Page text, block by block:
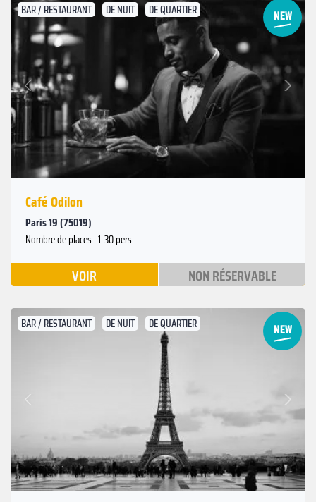
BAR / RESTAURANT DE NUIT DE QUARTIER
Précédent
Suivant
Café Odilon
Paris 19 (75019)
Nombre de places : 1-30 pers.
VOIR NON RÉSERVABLE
BAR / RESTAURANT DE NUIT DE QUARTIER
Précédent
Suivant